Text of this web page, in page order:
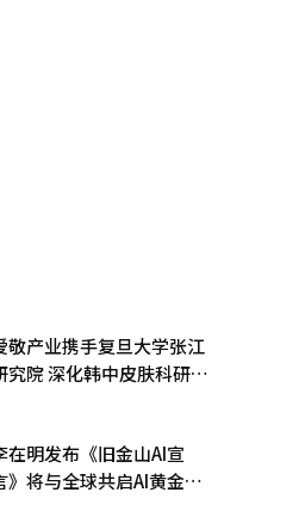
敬产业携手复旦大学张江
究院 深化韩中皮肤科研合
在明发布《旧金山AI宣
》将与全球共启AI黄金时